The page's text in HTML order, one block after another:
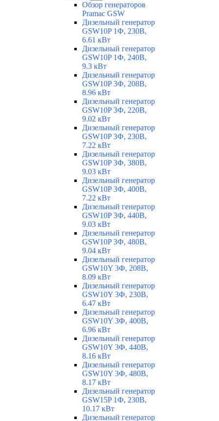
Обзор генераторов
Pramac GSW
Дизельный генератор
GSW10P 1Ф, 230В,
6.61 кВт
Дизельный генератор
GSW10P 1Ф, 240В,
9.3 кВт
Дизельный генератор
GSW10P 3Ф, 208В,
8.96 кВт
Дизельный генератор
GSW10P 3Ф, 220В,
9.02 кВт
Дизельный генератор
GSW10P 3Ф, 230В,
7.22 кВт
Дизельный генератор
GSW10P 3Ф, 380В,
9.03 кВт
Дизельный генератор
GSW10P 3Ф, 400В,
7.22 кВт
Дизельный генератор
GSW10P 3Ф, 440В,
9.03 кВт
Дизельный генератор
GSW10P 3Ф, 480В,
9.04 кВт
Дизельный генератор
GSW10Y 3Ф, 208В,
8.09 кВт
Дизельный генератор
GSW10Y 3Ф, 230В,
6.47 кВт
Дизельный генератор
GSW10Y 3Ф, 400В,
6.96 кВт
Дизельный генератор
GSW10Y 3Ф, 440В,
8.16 кВт
Дизельный генератор
GSW10Y 3Ф, 480В,
8.17 кВт
Дизельный генератор
GSW15P 1Ф, 230В,
10.17 кВт
Дизельный генератор